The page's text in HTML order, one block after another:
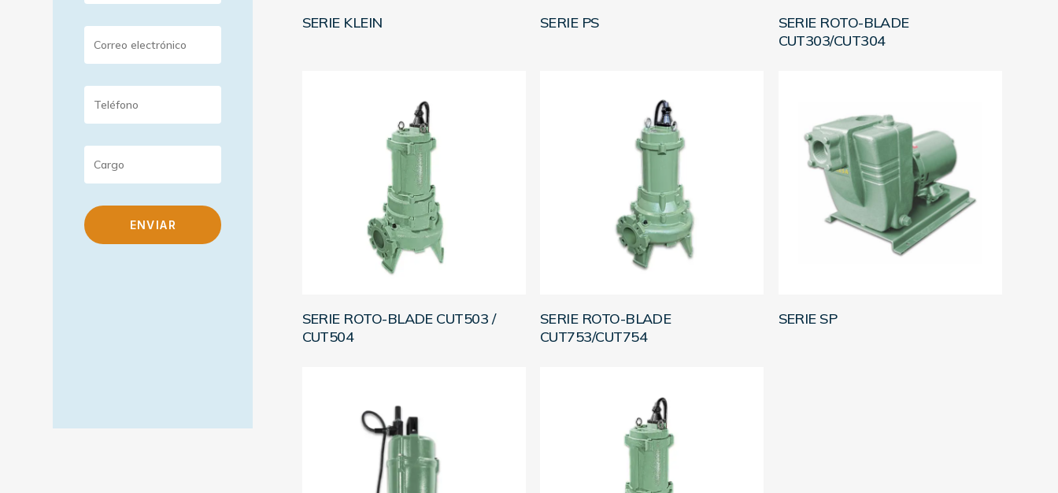
SERIE KLEIN SERIE PS
SERIE ROTO-BLADE
CUT303/CUT304
SERIE ROTO-BLADE CUT503 /
CUT504
SERIE ROTO-BLADE
CUT753/CUT754
SERIE SP